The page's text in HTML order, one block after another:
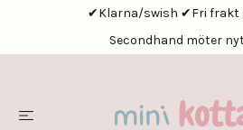
✔Klarna/swish ✔Fri frakt
Secondhand möter